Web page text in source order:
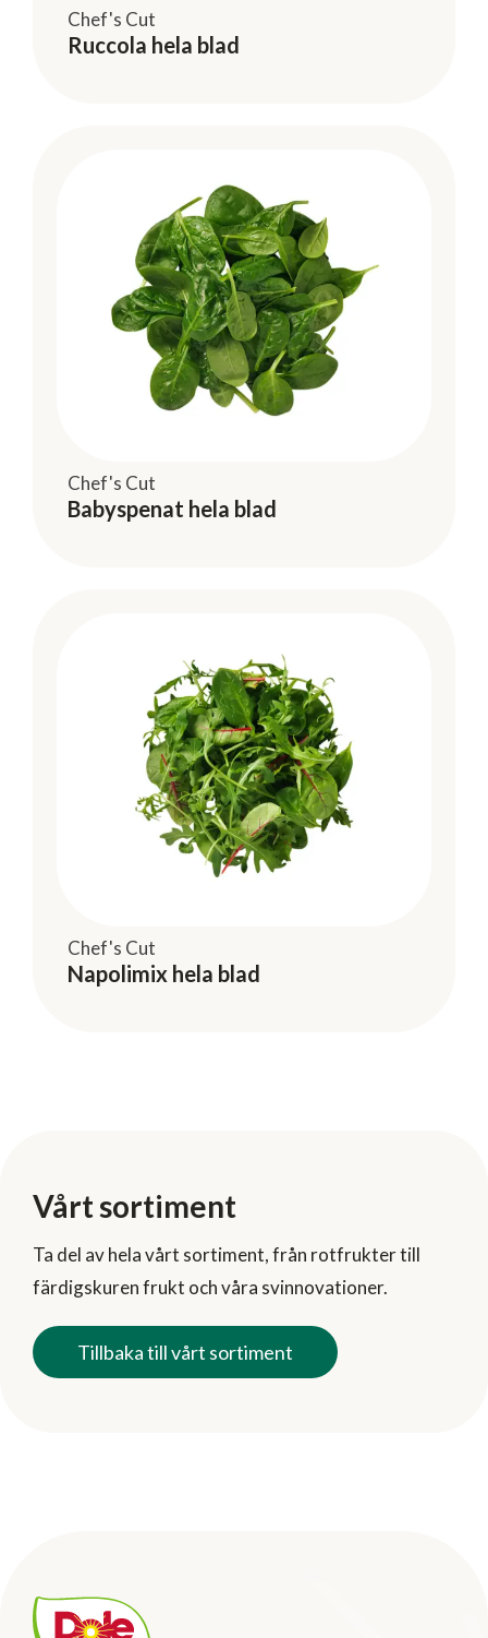
Chef's Cut
Ruccola hela blad
Chef's Cut
Babyspenat hela blad
Chef's Cut
Napolimix hela blad
Vårt sortiment
Ta del av hela vårt sortiment, från rotfrukter till
färdigskuren frukt och våra svinnovationer.
Tillbaka till vårt sortiment